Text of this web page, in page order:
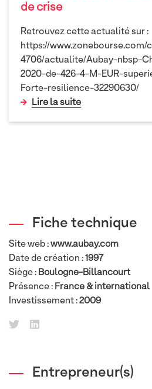
de crise
Retrouvez cette actualité sur :
https://www.zonebourse.com/
4706/actualite/Aubay-nbsp-
2020-de-426-4-M-EUR-
Forte-resilience-32290630/
Lire la suite
Fiche technique
Site web :www.aubay.com
Date de création :1997
Siège : Boulogne-Billancourt
Présence : France & international
Investissement :2009
Entrepreneur(s)